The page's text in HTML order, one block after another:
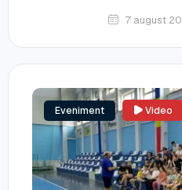
7 august
Eveniment Video